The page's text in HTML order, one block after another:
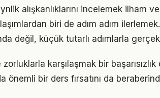
alışkanlıklarını incelemek ilham
biri de adım adım
değil, küçük tutarlı adımlarla
karşılaşmak bir
önemli bir ders fırsatını da